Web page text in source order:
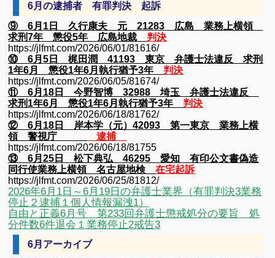
6月の逮捕者 有罪判決 起訴
⑨ 6月1日 久行康夫 元 21283 広島 業務上横領
求刑7年 懲役5年 広島地裁 判決
https://jlfmt.com/2026/06/01/81616/
⑩ 6月5日 梶田潤 41193 東京 弁護士法違反 求刑
1年6月 懲役1年6月執行猶予3年
判決
https://jlfmt.com/2026/06/05/81674/
⑪ 6月18日 今野智博 32988 埼玉 弁護士法違反
求刑1年6月 懲役1年6月執行猶予3年 判決
https://jlfmt.com/2026/06/18/81762/
⑫ 6月18日 岸本学（元）42093 第一東京 業務上横
領 警視庁
逮捕
https://jlfmt.com/2026/06/18/81755
⑬ 6月25日 松下典弘 46295 愛知 有印公文書偽造
同行使業務上横領 名古屋地検在宅起訴
https://jlfmt.com/2026/06/25/81812/
2026年6月1日～6月19日の弁護士業界（有罪判決3業務
停止２逮捕１個人情報漏洩1）
自由と正義6月号 第233回弁護士懲戒処分の要旨 処
分件数6件退会１業務停止2戒告3
6月アーカイブ